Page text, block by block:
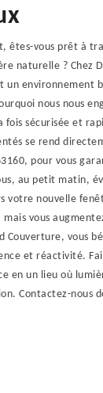
êtes-vous prêt à
naturelle ? Chez
un environnement
nous nous
fois sécurisée et
se rend
pour vous
au petit matin,
votre nouvelle
vous
Couverture, vous
et réactivité.
en un lieu où
Contactez-nous